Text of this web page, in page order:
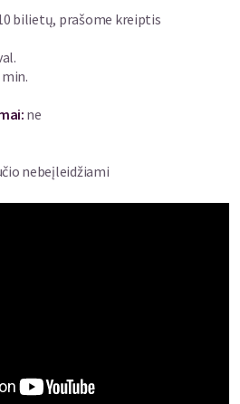
dėl taisyklių, juokingi bandymai
auga su kiekviena minute.
?
namus?
sėkmingų darbų teatre bei kine
bilietų, prašome kreiptis
min.
ne
nebeįleidžiami